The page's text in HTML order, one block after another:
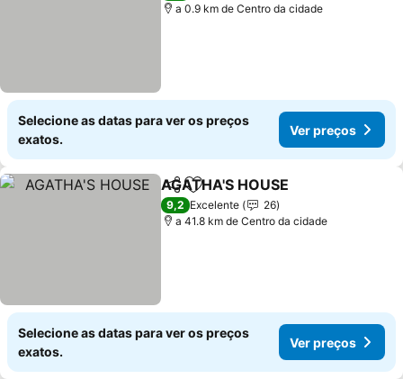
a 0.9 km de Centro da cidade
Selecione as datas para ver os preços
exatos.
Ver preços
PartilharAdicionar aos favoritos
AGATHA'S HOUSE
9,2 Excelente
26
a 41.8 km de Centro da cidade
Selecione as datas para ver os preços
exatos.
Ver preços